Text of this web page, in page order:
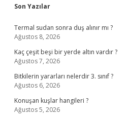
Sidebar
Son Yazılar
Termal sudan sonra duş alınır mı ?
Ağustos 8, 2026
Kaç çeşit beşi bir yerde altın vardır ?
Ağustos 7, 2026
Bitkilerin yararları nelerdir 3. sınıf ?
Ağustos 6, 2026
Konuşan kuşlar hangileri ?
Ağustos 5, 2026